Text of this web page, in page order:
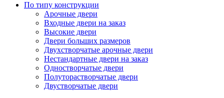
По типу конструкции
Арочные двери
Входные двери на заказ
Высокие двери
Двери больших размеров
Двухстворчатые арочные двери
Нестандартные двери на заказ
Одностворчатые двери
Полуторастворчатые двери
Двустворчатые двери